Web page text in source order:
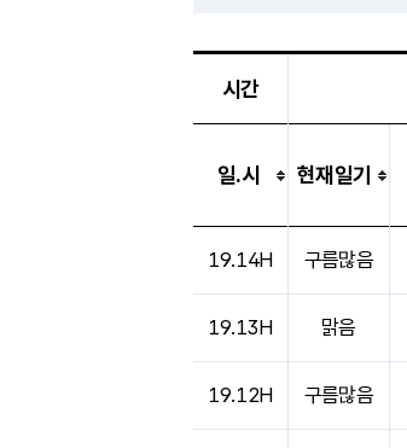
시간
일.시 현재일기
19.14H 구름많음
19.13H 맑음
19.12H 구름많음